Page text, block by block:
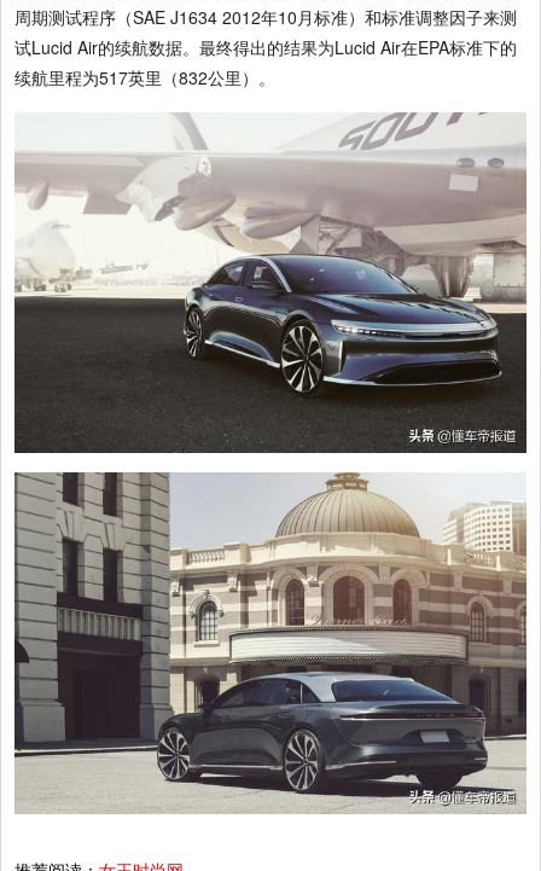
周期测试程序（SAE J1634 2012年10月标准）和标准调整因子来测
试Lucid Air的续航数据。最终得出的结果为Lucid Air在EPA标准下的
续航里程为517英里（832公里）。